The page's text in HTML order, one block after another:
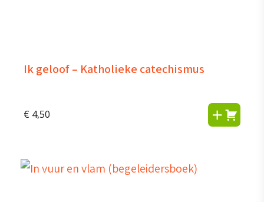
Ik geloof – Katholieke catechismus
€ 4,50